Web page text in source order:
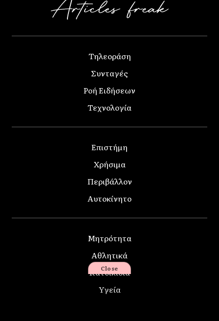
Τηλεοράση
Συνταγές
Ροή Ειδήσεων
Τεχνολογία
Επιστήμη
Χρήσιμα
Περιβάλλον
Αυτοκίνητο
Μητρότητα
Αθλητικά
Κατοικίδια
Υγεία
Close